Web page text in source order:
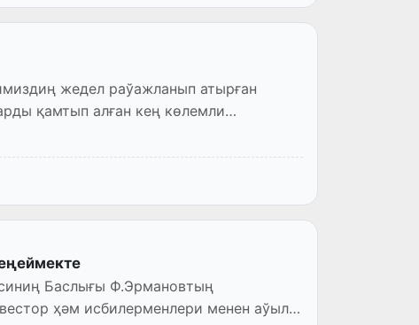
жедел раўажланып атырған
қамтып алған кең көлемли
Баслығы Ф.Эрмановтың
ҳәм исбилерменлери менен аўыл